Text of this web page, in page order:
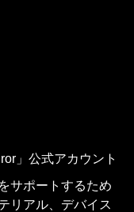
」公式アカウント
サポートするため
リアル、デバイス